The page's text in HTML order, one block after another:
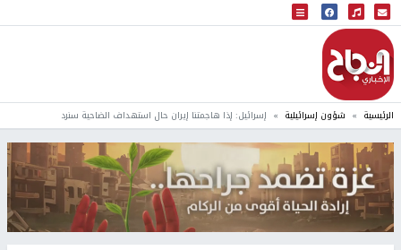
البث المباشر
إذاعة النجاح
الرئيسية شؤون إسرائيلية إسرائيل: إذا هاجمتنا إيران حال استهداف الضاحية سنرد